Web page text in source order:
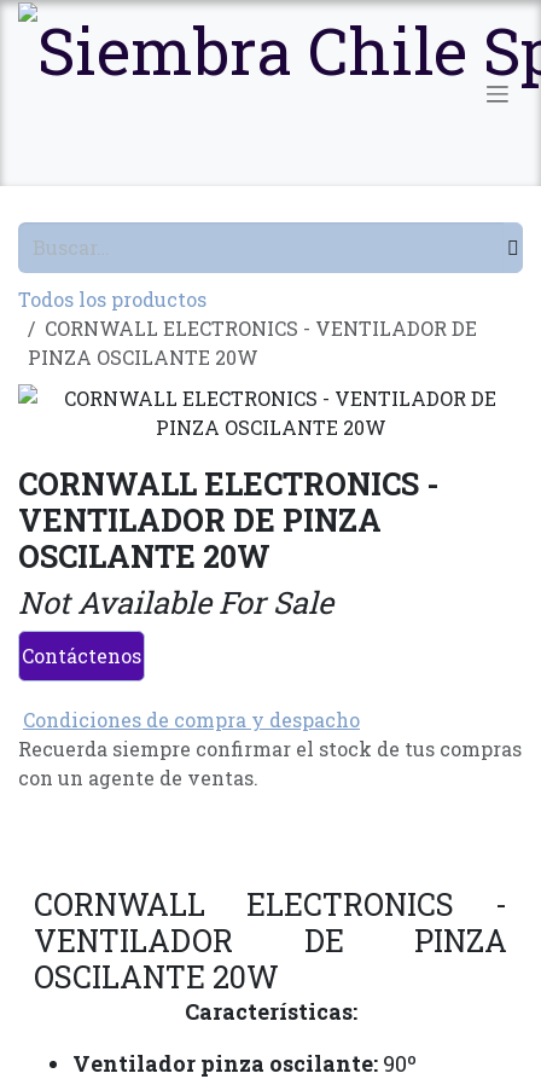
Ir al contenido
Todos los productos
CORNWALL ELECTRONICS - VENTILADOR DE
PINZA OSCILANTE 20W
CORNWALL ELECTRONICS -
VENTILADOR DE PINZA
OSCILANTE 20W
Not Available For Sale
Contáctenos
Condiciones de compra y despacho
Recuerda siempre confirmar el stock de tus compras
con un agente de ventas.
CORNWALL ELECTRONICS -
VENTILADOR DE PINZA
OSCILANTE 20W
Características:
Ventilador pinza oscilante: 90º